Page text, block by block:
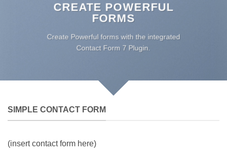
CREATE POWERFUL
FORMS
Create Powerful forms with the integrated
Contact Form 7 Plugin.
SIMPLE CONTACT FORM
(insert contact form here)